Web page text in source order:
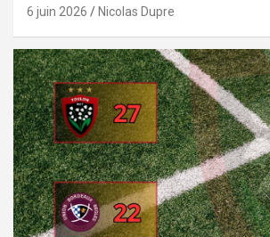
6 juin 2026 Nicolas Dupre